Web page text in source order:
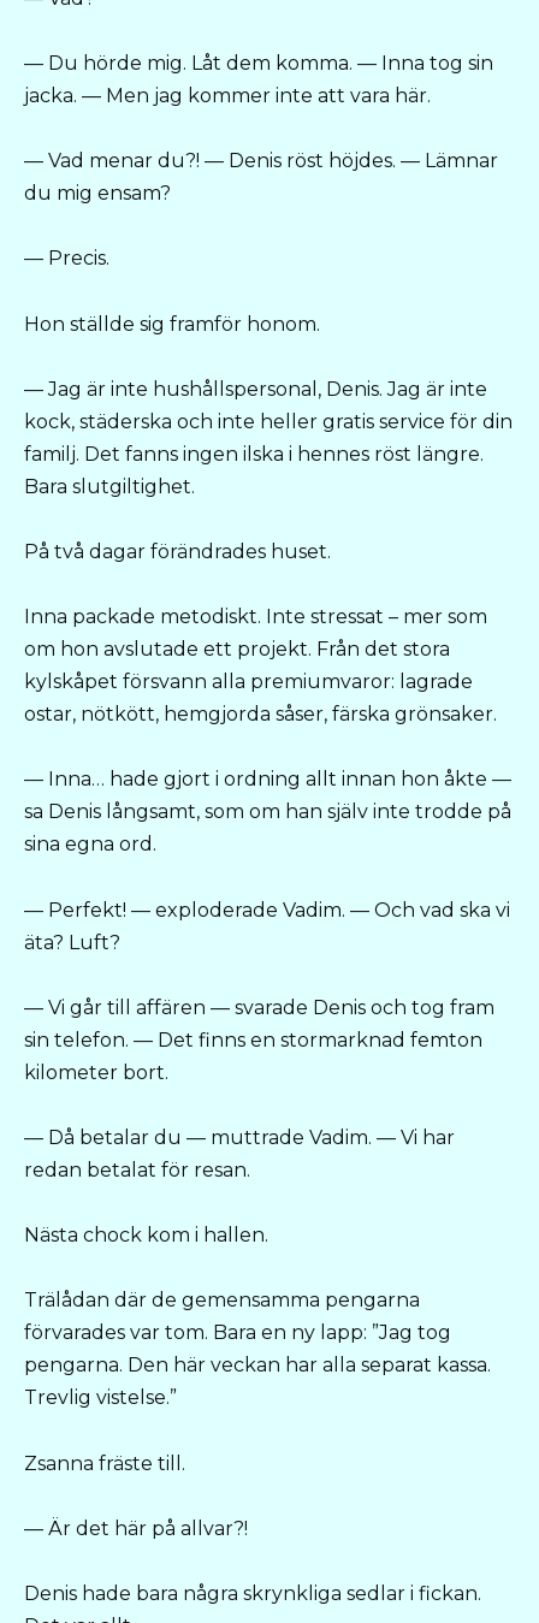
— Du hörde mig. Låt dem komma. — Inna tog sin
jacka. — Men jag kommer inte att vara här.
— Vad menar du?! — Denis röst höjdes. — Lämnar
du mig ensam?
— Precis.
Hon ställde sig framför honom.
— Jag är inte hushållspersonal, Denis. Jag är inte
kock, städerska och inte heller gratis service för din
familj. Det fanns ingen ilska i hennes röst längre.
Bara slutgiltighet.
På två dagar förändrades huset.
Inna packade metodiskt. Inte stressat – mer som
om hon avslutade ett projekt. Från det stora
kylskåpet försvann alla premiumvaror: lagrade
ostar, nötkött, hemgjorda såser, färska grönsaker.
— Inna… hade gjort i ordning allt innan hon åkte —
sa Denis långsamt, som om han själv inte trodde på
sina egna ord.
— Perfekt! — exploderade Vadim. — Och vad ska vi
äta? Luft?
— Vi går till affären — svarade Denis och tog fram
sin telefon. — Det finns en stormarknad femton
kilometer bort.
— Då betalar du — muttrade Vadim. — Vi har
redan betalat för resan.
Nästa chock kom i hallen.
Trälådan där de gemensamma pengarna
förvarades var tom. Bara en ny lapp: ”Jag tog
pengarna. Den här veckan har alla separat kassa.
Trevlig vistelse.”
Zsanna fräste till.
— Är det här på allvar?!
Denis hade bara några skrynkliga sedlar i fickan.